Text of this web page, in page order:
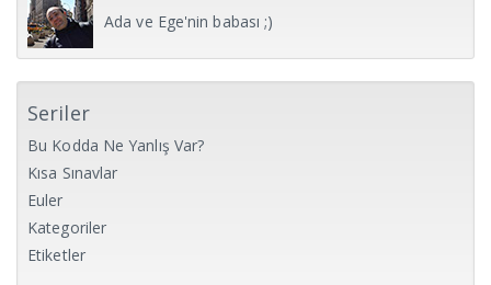
Ada ve Ege'nin babası ;)
Seriler
Bu Kodda Ne Yanlış Var?
Kısa Sınavlar
Euler
Kategoriler
Etiketler